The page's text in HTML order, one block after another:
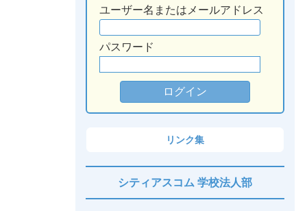
ユーザー名またはメールアドレス
パスワード
リンク集
シティアスコム 学校法人部